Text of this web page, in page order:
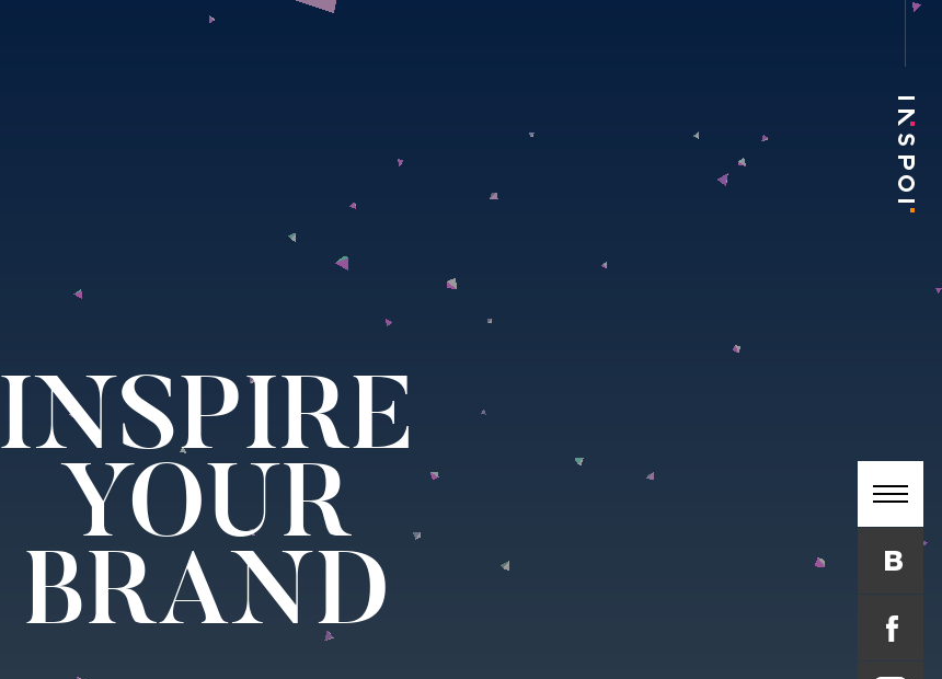
INSPIRE
YOUR
BRAND
UI/UX Guide
for VisitKorea
AI SNS
'PhotoTalk'
HSAD
Renewal
Asiana Air
eXWPortal
LG TWINS
App